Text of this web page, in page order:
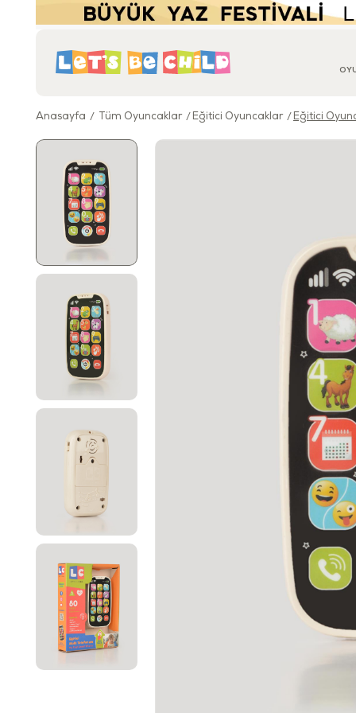
Anasayfa Tüm Oyuncaklar Eğitici Oyuncaklar Eğitici